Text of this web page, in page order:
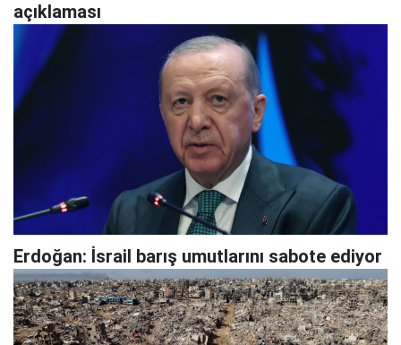
açıklaması
Erdoğan: İsrail barış umutlarını sabote ediyor